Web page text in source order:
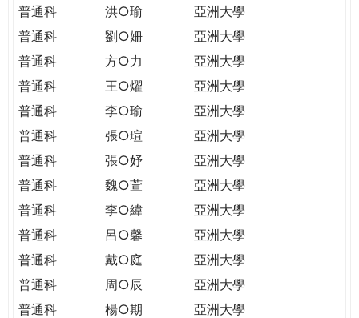
普通科
洪○瑜
亞洲大學
普通科
劉○姍
亞洲大學
普通科
方○力
亞洲大學
普通科
王○燿
亞洲大學
普通科
李○瑜
亞洲大學
普通科
張○瑄
亞洲大學
普通科
張○妤
亞洲大學
普通科
魏○萱
亞洲大學
普通科
李○緯
亞洲大學
普通科
呂○馨
亞洲大學
普通科
戴○庭
亞洲大學
普通科
周○辰
亞洲大學
普通科
楊○期
亞洲大學